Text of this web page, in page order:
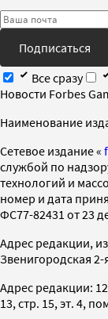
Подписаться
Все сразу
Новости Forbes
Наименование
Cетевое издание «
службой по
технологий и
номер и дата
ФС77-82431 от 23
Адрес редакции,
Звенигородская 2-
Адрес редакции:
13, стр. 15, эт. 4,